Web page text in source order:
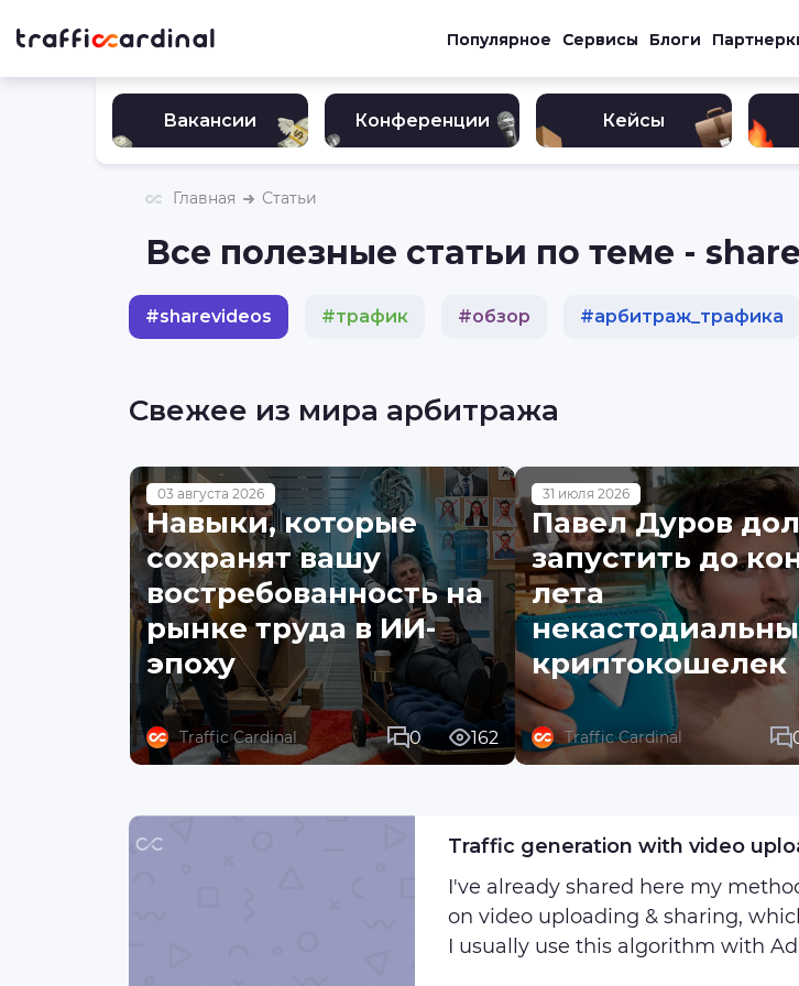
Популярное Сервисы Блоги
Вакансии Конференции Кейсы
Главная Статьи
Все полезные статьи по теме -
#sharevideos #трафик #обзор #арбитраж_трафика
Свежее из мира арбитража
03 августа 2026
Навыки, которые
сохранят вашу
востребованность на
рынке труда в ИИ-
эпоху
Traffic Cardinal 0 162
31 июля 2026
Павел Дуров
запустить до
лета
криптокошелек
Traffic Cardinal
Traffic generation with video
I've already shared here my
on video uploading & sharing,
I usually use this algorithm with